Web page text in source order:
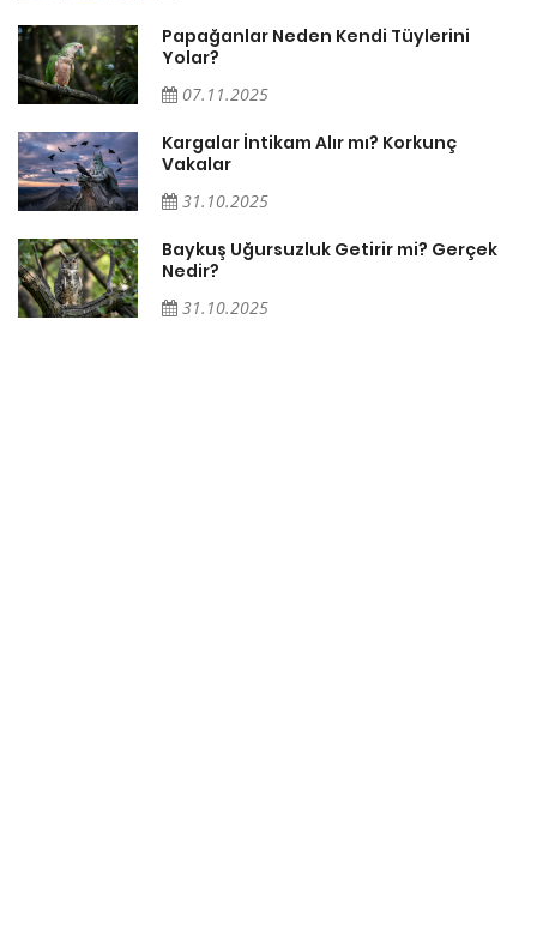
Papağanlar Neden Kendi Tüylerini
Yolar?
07.11.2025
Kargalar İntikam Alır mı? Korkunç
Vakalar
31.10.2025
Baykuş Uğursuzluk Getirir mi? Gerçek
Nedir?
31.10.2025